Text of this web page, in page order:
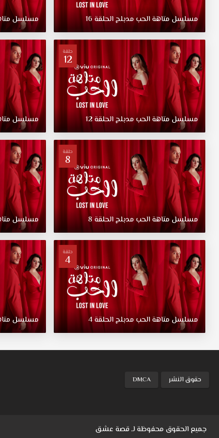
ميته
وناز
أبناء
عائلات
غنية
وقوية،
تربيا
في
ترف
وتدليل.
إينجيلا
في
مسلسل
متاهة
الحب
مدبلج
الحلقة
3
قصة
عشق
خادمة
منذ
الطفولة،
تظهر
أمام
ميته
مما
يجعله
يتساءل
عن
الحب
الحلقة
عشق.
مسلسل متاهة الحبمدبلج الحلقة16 مسلسل
حلقة
12
مسلسل متاهة الحبمدبلج الحلقة12 مسلسل
حلقة
8
مسلسل متاهة الحبمدبلج الحلقة8 مسلسل
حلقة
4
مسلسل متاهة الحبمدبلج الحلقة4 مسلسل
حقوق النشر DMCA
جميع الحقوق محفوظة لـقصة عشق